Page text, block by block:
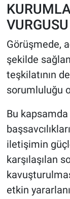
VURGUSU
Görüşmede,
şekilde
teşkilatının
sorumluluğu
Bu
iletişimin
karşılaşılan
etkin